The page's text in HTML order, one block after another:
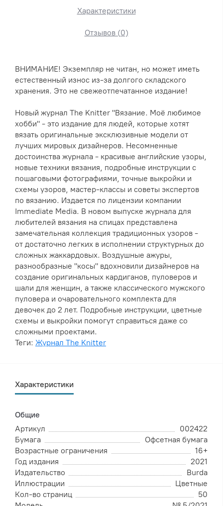
Характеристики
Отзывов (0)
ВНИМАНИЕ! Экземпляр не читан, но может иметь
естественный износ из-за долгого складского
хранения. Это не свежеотпечатанное издание!
Новый журнал The Knitter "Вязание. Моё любимое
хобби" - это издание для людей, которые хотят
вязать оригинальные эксклюзивные модели от
лучших мировых дизайнеров. Несомненные
достоинства журнала - красивые английские узоры,
новые техники вязания, подробные инструкции с
пошаговыми фотографиями, точные выкройки и
схемы узоров, мастер-классы и советы экспертов
по вязанию. Издается по лицензии компании
Immediate Media. В новом выпуске журнала для
любителей вязания на спицах представлена
замечательная коллекция традиционных узоров -
от достаточно легких в исполнении структурных до
сложных жаккардовых. Воздушные ажуры,
разнообразные "косы" вдохновили дизайнеров на
создание оригинальных кардиганов, пуловеров и
шали для женщин, а также классического мужского
пуловера и очаровательного комплекта для
девочек до 2 лет. Подробные инструкции, цветные
схемы и выкройки помогут справиться даже со
сложными проектами.
Теги: Журнал The Knitter
Характеристики
Общие
Артикул
002422
Бумага
Офсетная бумага
Возрастные ограничения
16+
Год издания
2021
Издательство
Burda
Иллюстрации
Цветные
Кол-во страниц
50